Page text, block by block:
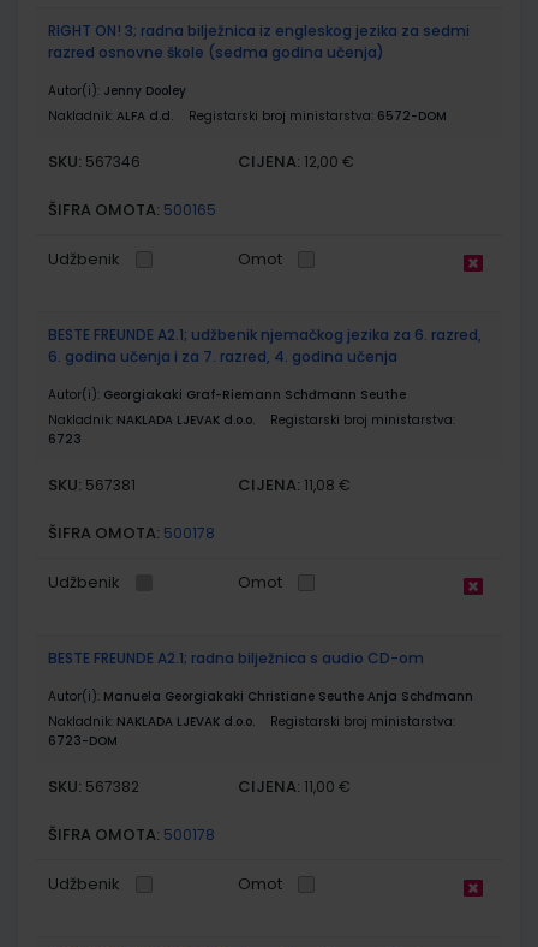
RIGHT ON! 3; radna bilježnica iz engleskog jezika za sedmi
razred osnovne škole (sedma godina učenja)
Autor(i): Jenny Dooley
Nakladnik: ALFA d.d. Registarski broj ministarstva: 6572-DOM
SKU: 567346 CIJENA: 12,00 €
ŠIFRA OMOTA: 500165
Udžbenik Omot
BESTE FREUNDE A2.1; udžbenik njemačkog jezika za 6. razred,
6. godina učenja i za 7. razred, 4. godina učenja
Autor(i): Georgiakaki Graf-Riemann Schđmann Seuthe
Nakladnik: NAKLADA LJEVAK d.o.o.
Registarski broj ministarstva:
6723
SKU: 567381 CIJENA: 11,08 €
ŠIFRA OMOTA: 500178
Udžbenik Omot
BESTE FREUNDE A2.1; radna bilježnica s audio CD-om
Autor(i): Manuela Georgiakaki Christiane Seuthe Anja Schđmann
Nakladnik: NAKLADA LJEVAK d.o.o.
Registarski broj ministarstva:
6723-DOM
SKU: 567382 CIJENA: 11,00 €
ŠIFRA OMOTA: 500178
Udžbenik Omot